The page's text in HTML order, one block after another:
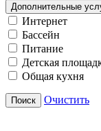
Дополнительные
Интернет
Бассейн
Питание
Детская
Общая кухня
Поиск Очистить